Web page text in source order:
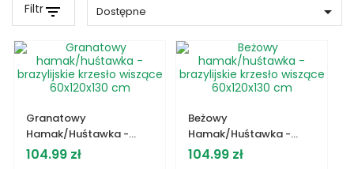
Filtrfilter_list Dostępne 
Granatowy
Hamak/huśtawka -
Brazylijskie Krzesło
Cena
104.99 zł
Beżowy
Hamak/huśtawka -
Brazylijskie Krzesło
Cena
104.99 zł